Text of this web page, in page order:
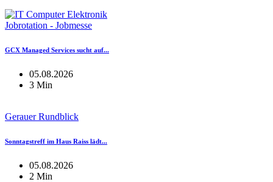
Jobrotation - Jobmesse
GCX Managed Services sucht auf...
05.08.2026
3 Min
Gerauer Rundblick
Sonntagstreff im Haus Raiss lädt...
05.08.2026
2 Min